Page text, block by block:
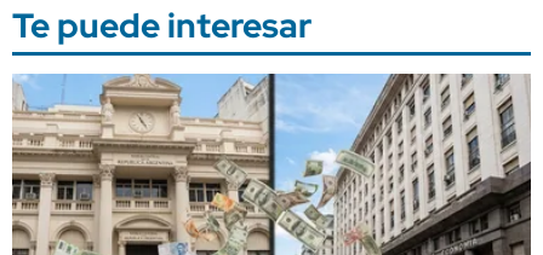
Te puede interesar